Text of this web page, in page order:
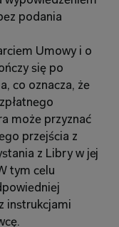
podania
Umowy i o
się po
co oznacza, że
może przyznać
przejścia z
z Libry w jej
tym celu
instrukcjami